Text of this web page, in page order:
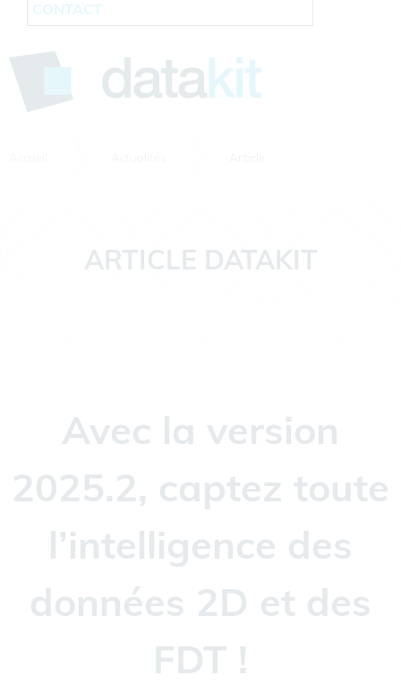
CONTACT
ARTICLE DATAKIT
Avec la version
2025.2, captez toute
l’intelligence des
données 2D et des
FDT !